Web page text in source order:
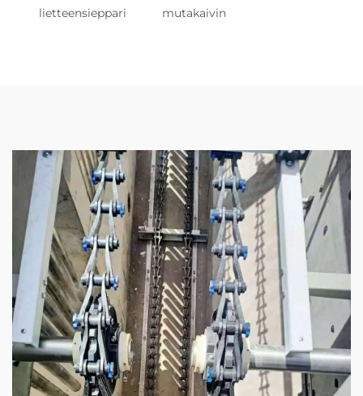
lietteensieppari mutakaivin